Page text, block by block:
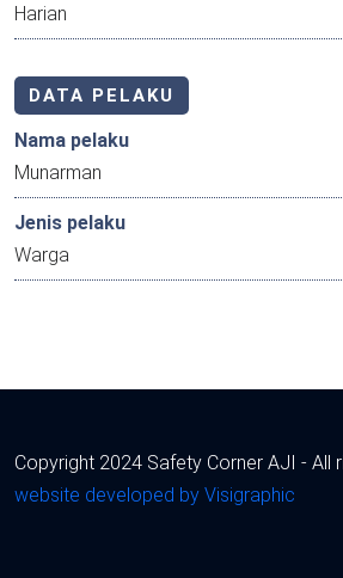
Harian
DATA PELAKU
Nama pelaku
Munarman
Jenis pelaku
Warga
Copyright 2024 Safety Corner AJI - All
website developed by Visigraphic